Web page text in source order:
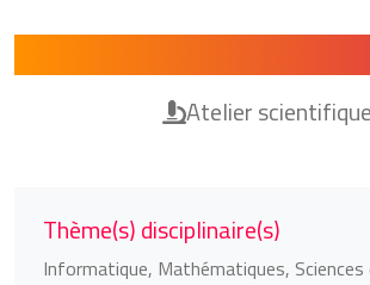
Atelier scientifique
Thème(s) disciplinaire(s)
Informatique, Mathématiques, Sciences